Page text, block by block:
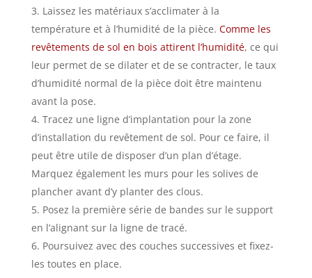
Laissez les matériaux s’acclimater à la
température et à l’humidité de la pièce. Comme les
revêtements de sol en bois attirent l’humidité, ce qui
leur permet de se dilater et de se contracter, le taux
d’humidité normal de la pièce doit être maintenu
avant la pose.
Tracez une ligne d’implantation pour la zone
d’installation du revêtement de sol. Pour ce faire, il
peut être utile de disposer d’un plan d’étage.
Marquez également les murs pour les solives de
plancher avant d’y planter des clous.
Posez la première série de bandes sur le support
en l’alignant sur la ligne de tracé.
Poursuivez avec des couches successives et fixez-
les toutes en place.